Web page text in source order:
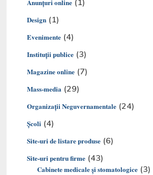
Anunțuri online (1)
Design (1)
Evenimente (4)
Instituții publice (3)
Magazine online (7)
Mass-media (29)
Organizaţii Neguvernamentale (24)
Şcoli (4)
Site-uri de listare produse (6)
Site-uri pentru firme (43)
Cabinete medicale și stomatologice (3)